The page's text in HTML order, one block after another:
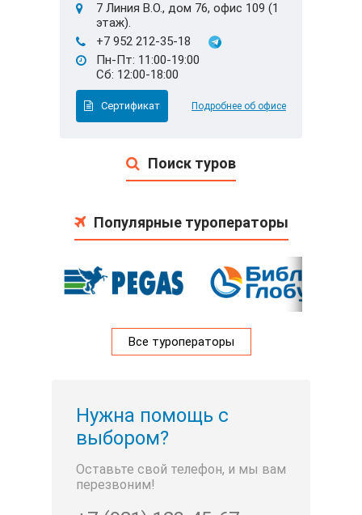
Поиск туров
7 Линия В.О., дом 76, офис 109 (1
этаж).
+7 952 212-35-18
Пн-Пт: 11:00-19:00
Сб: 12:00-18:00
Сертификат Подробнее об офисе
Популярные туроператоры
Все туроператоры
Нужна помощь с
выбором?
Оставьте свой телефон, и мы вам
перезвоним!